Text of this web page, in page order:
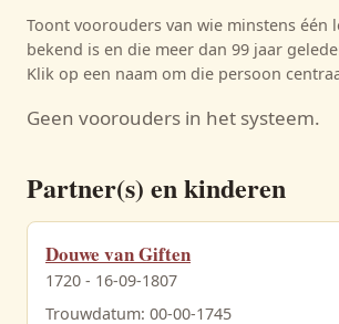
Toont voorouders van wie minstens één
bekend is en die meer dan 99 jaar
Klik op een naam om die persoon
Geen voorouders in het systeem.
Partner(s) en kinderen
Douwe van Giften
1720 - 16-09-1807
Trouwdatum: 00-00-1745